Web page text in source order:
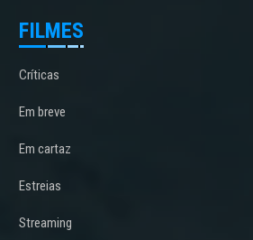
FILMES
Críticas
Em breve
Em cartaz
Estreias
Streaming